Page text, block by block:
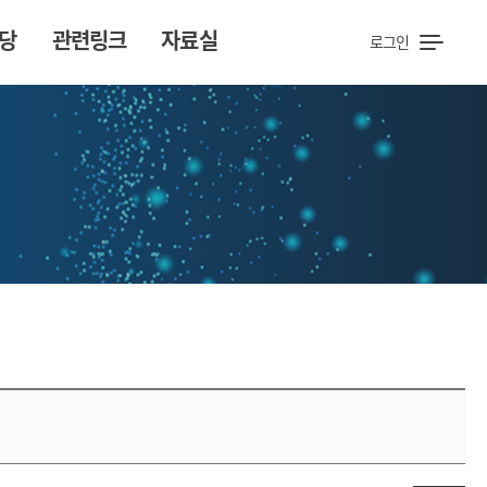
관련링크 자료실 로그인